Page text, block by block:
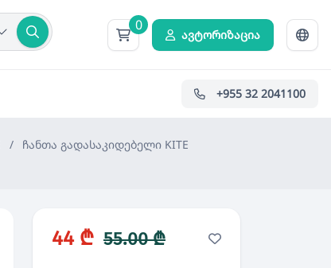
0
ავტორიზაცია
+955 32 2041100
/
ჩანთა გადასაკიდებელი KITE
44 ₾ 55.00 ₾